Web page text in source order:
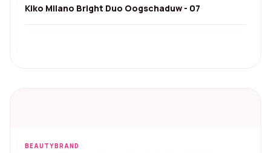
Kiko Milano Bright Duo Oogschaduw - 07
BEAUTYBRAND